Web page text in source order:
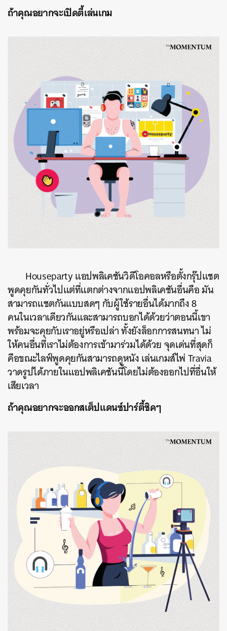
ถ้าคุณอยากจะเปิดตี้เล่นเกม
Housepartyแอปพลิเคชันวิดีโอคอลหรือตั้งกรุ๊ปแชต
พูดคุยกันทั่วไปแต่ที่แตกต่างจากแอปพลิเคชันอื่นคือมัน
สามารถแชตกันแบบสดๆกับผู้ใช้รายอื่นได้มากถึง8
คนในเวลาเดียวกันและสามารถบอกได้ด้วยว่าตอนนี้เขา
พร้อมจะคุยกับเราอยู่หรือเปล่าทั้งยังล็อกการสนทนาไม่
ให้คนอื่นที่เราไม่ต้องการเข้ามาร่วมได้ด้วยจุดเด่นที่สุดก็
คือขณะไลฟ์พูดคุยกันสามารถดูหนังเล่นเกมส์ไพ่Travia
วาดรูปได้ภายในแอปพลิเคชันนี้โดยไม่ต้องออกไปที่อื่นให้
เสียเวลา
ถ้าคุณอยากจะออกสเต็ปแดนซ์ปาร์ตี้ชิคๆ
ค้นหา
SHARE TWEET LINE EMAIL